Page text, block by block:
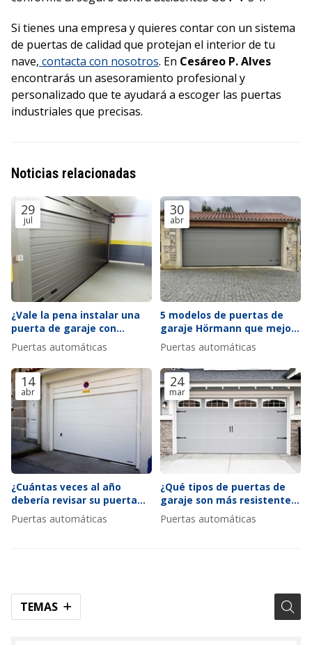
TEMAS
Si tienes una empresa y quieres contar con un sistema
de puertas de calidad que protejan el interior de tu
nave, contacta con nosotros. En Cesáreo P. Alves
encontrarás un asesoramiento profesional y
personalizado que te ayudará a escoger las puertas
industriales que precisas.
Noticias relacionadas
29
jul
¿Vale la pena instalar una
puerta de garaje con
ventana?
Puertas automáticas
30
abr
5 modelos de puertas de
garaje Hörmann que mejor
se adaptan a fachadas
modernas
Puertas automáticas
14
abr
¿Cuántas veces al año
debería revisar su puerta
automática según el uso?
Puertas automáticas
24
mar
¿Qué tipos de puertas de
garaje son más resistentes
al viento y por qué?
Puertas automáticas